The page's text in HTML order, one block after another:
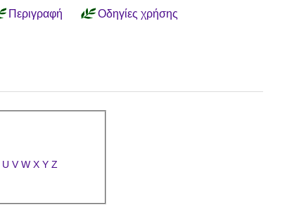
Περιγραφή Οδηγίες χρήσης
U V W X Y Z